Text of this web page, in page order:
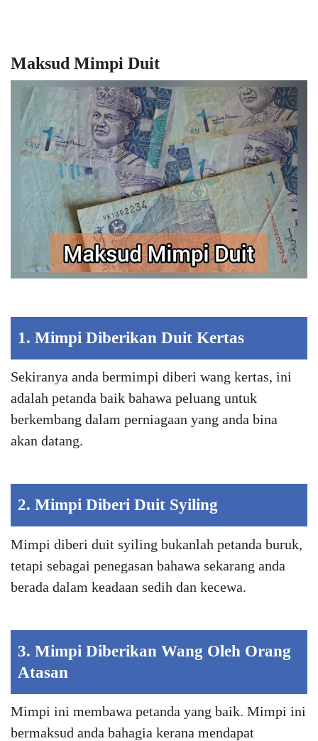
Maksud Mimpi Duit
1. Mimpi Diberikan Duit Kertas
Sekiranya anda bermimpi diberi wang kertas, ini
adalah petanda baik bahawa peluang untuk
berkembang dalam perniagaan yang anda bina
akan datang.
2. Mimpi Diberi Duit Syiling
Mimpi diberi duit syiling bukanlah petanda buruk,
tetapi sebagai penegasan bahawa sekarang anda
berada dalam keadaan sedih dan kecewa.
3. Mimpi Diberikan Wang Oleh Orang
Atasan
Mimpi ini membawa petanda yang baik. Mimpi ini
bermaksud anda bahagia kerana mendapat